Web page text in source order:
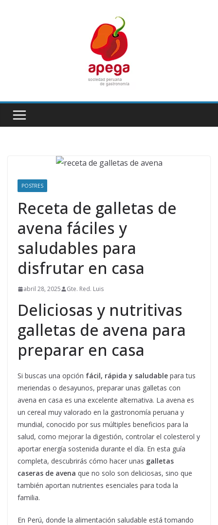
POSTRES
Receta de galletas de
avena fáciles y
saludables para
disfrutar en casa
abril 28, 2025 Gte. Red. Luis
Deliciosas y nutritivas
galletas de avena para
preparar en casa
Si buscas una opción fácil, rápida y saludable para tus
meriendas o desayunos, preparar unas galletas con
avena en casa es una excelente alternativa. La avena es
un cereal muy valorado en la gastronomía peruana y
mundial, conocido por sus múltiples beneficios para la
salud, como mejorar la digestión, controlar el colesterol y
aportar energía sostenida durante el día. En esta guía
completa, descubrirás cómo hacer unas galletas
caseras de avena que no solo son deliciosas, sino que
también aportan nutrientes esenciales para toda la
familia.
En Perú, donde la alimentación saludable está tomando